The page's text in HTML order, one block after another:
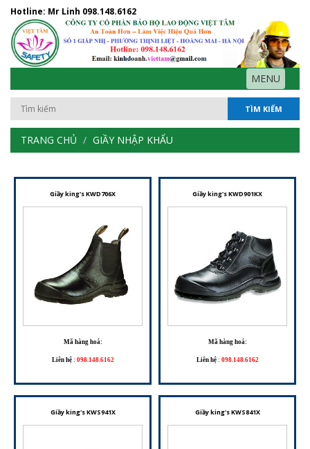
Hotline: Mr Linh 098.148.6162
MENU
TÌM KIẾM
TRANG CHỦ GIẦY NHẬP KHẨU
Giầy king's KWD706X
Mã hàng hoá:
Liên hệ : 098.148.6162
Giầy king's KWD901KX
Mã hàng hoá:
Liên hệ : 098.148.6162
Giầy king's KWS941X Giầy king's KWS841X